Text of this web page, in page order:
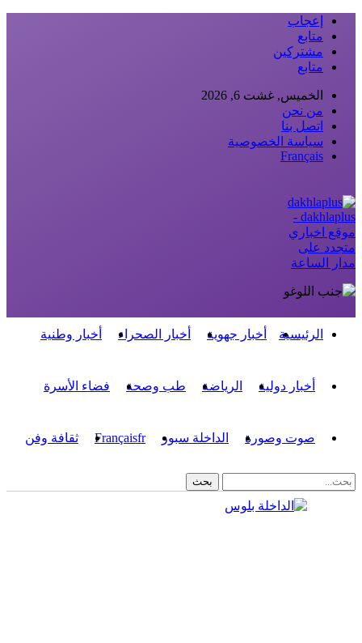
إعجاب
متابع
مشتركين
متابع
الخميس, غشت 6, 2026
من نحن
اتصل بنا
سياسة الخصوصية
Français
dakhlaplus -
موقع اخباري
متجدد على
مدار الساعة
الرئيسية أخبار جهوية أخبار الصحراء أخبار وطنية
أخبار دولية الرياضة طب وصحة فضاء الأسرة
صوت وصورة الداخلة سبور Françaisfr ثقافة وفن